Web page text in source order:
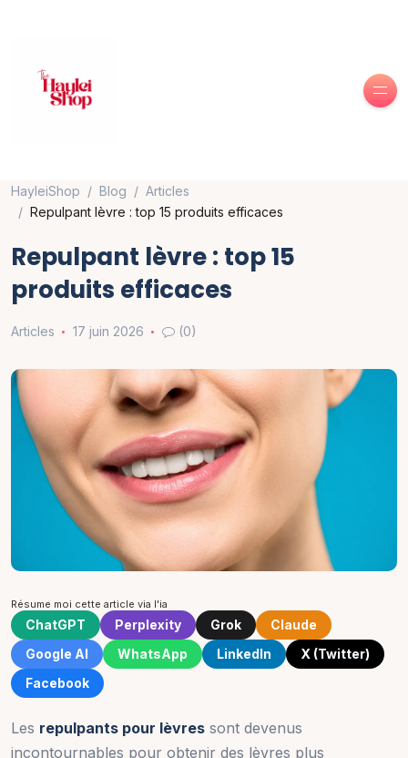
HayleiShop Blog
Articles
Repulpant lèvre : top 15 produits efficaces
Repulpant lèvre : top 15
produits efficaces
Articles 17 juin 2026 (0)
Résume moi cette article via l'ia
ChatGPT Perplexity Grok
Claude
Google AI
WhatsApp LinkedIn
X (Twitter)
Facebook
Les repulpants pour lèvres sont devenus
incontournables pour obtenir des lèvres plus